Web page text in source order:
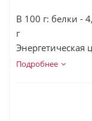
В 100 г: белки -
г
Энергетическая
Подробнее